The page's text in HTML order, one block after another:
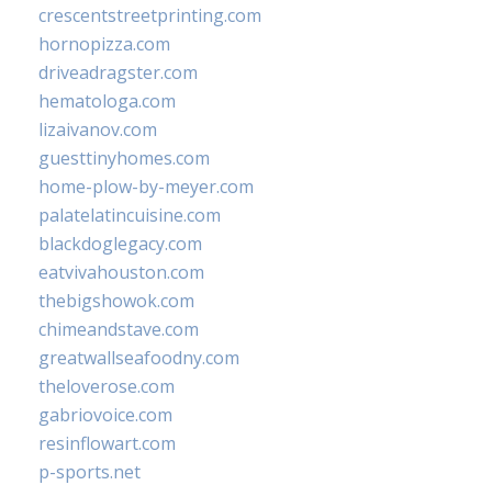
crescentstreetprinting.com
hornopizza.com
driveadragster.com
hematologa.com
lizaivanov.com
guesttinyhomes.com
home-plow-by-meyer.com
palatelatincuisine.com
blackdoglegacy.com
eatvivahouston.com
thebigshowok.com
chimeandstave.com
greatwallseafoodny.com
theloverose.com
gabriovoice.com
resinflowart.com
p-sports.net